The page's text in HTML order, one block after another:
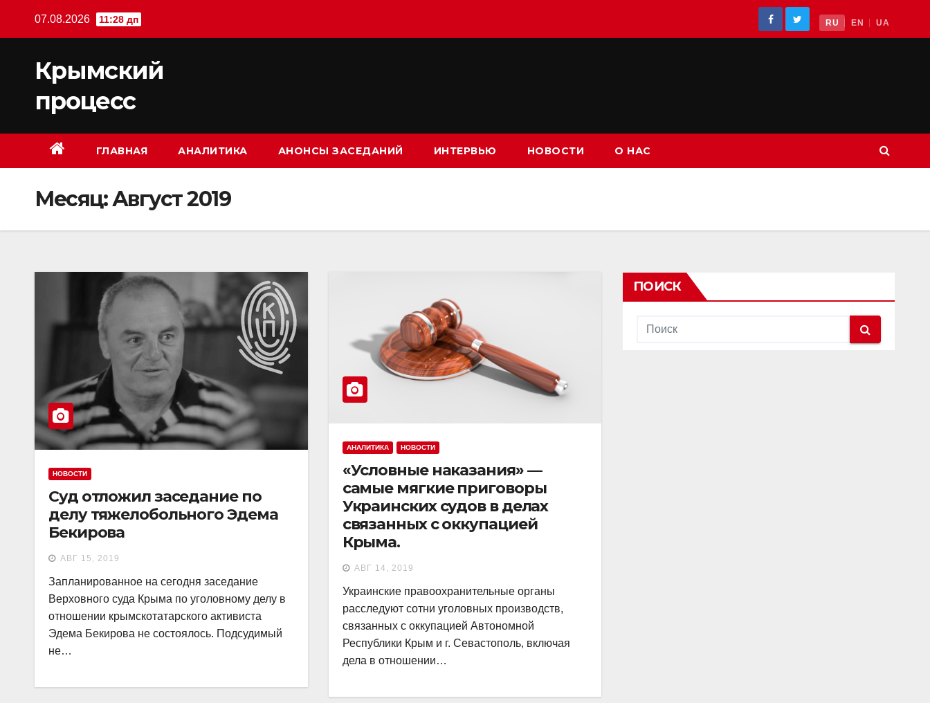
07.08.2026 11:28 дп RU EN UA
Крымский
процесс
ГЛАВНАЯ АНАЛИТИКА АНОНСЫ ЗАСЕДАНИЙ ИНТЕРВЬЮ НОВОСТИ О НАС
Месяц:Август 2019
НОВОСТИ
Суд отложил заседание по
делу тяжелобольного Эдема
Бекирова
АВГ 15, 2019
Запланированное на сегодня заседание
Верховного суда Крыма по уголовному делу в
отношении крымскотатарского активиста
Эдема Бекирова не состоялось. Подсудимый
не…
АНАЛИТИКА НОВОСТИ
«Условные наказания» —
самые мягкие приговоры
Украинских судов в делах
связанных с оккупацией
Крыма.
АВГ 14, 2019
Украинские правоохранительные органы
расследуют сотни уголовных производств,
связанных с оккупацией Автономной
Республики Крым и г. Севастополь, включая
дела в отношении…
ПОИСК